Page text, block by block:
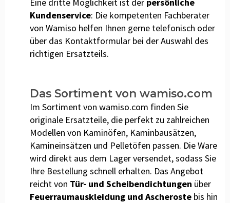
Kundenservice: Die kompetenten Fachberater
von Wamiso helfen Ihnen gerne telefonisch oder
über das Kontaktformular bei der Auswahl des
richtigen Ersatzteils.
Das Sortiment von wamiso.com
Im Sortiment von wamiso.com finden Sie
originale Ersatzteile, die perfekt zu zahlreichen
Modellen von Kaminöfen, Kaminbausätzen,
Kamineinsätzen und Pelletöfen passen. Die Ware
wird direkt aus dem Lager versendet, sodass Sie
Ihre Bestellung schnell erhalten. Das Angebot
reicht von Tür- und Scheibendichtungen über
Feuerraumauskleidung und Ascherostebis hin